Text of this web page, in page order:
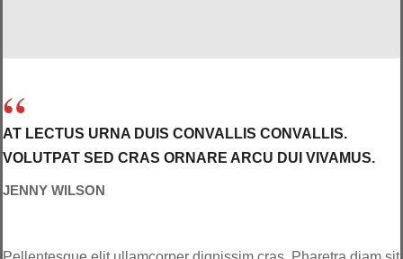
AT LECTUS URNA DUIS CONVALLIS CONVALLIS.
VOLUTPAT SED CRAS ORNARE ARCU DUI VIVAMUS.
JENNY WILSON